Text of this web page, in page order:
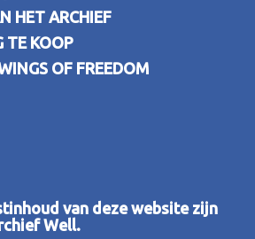
HET ARCHIEF
TE KOOP
OF FREEDOM
van deze website zijn
Well.